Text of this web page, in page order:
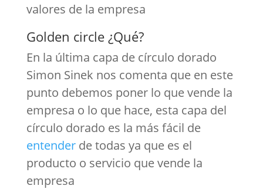
valores de la empresa
Golden circle ¿Qué?
En la última capa de círculo dorado
Simon Sinek nos comenta que en este
punto debemos poner lo que vende la
empresa o lo que hace, esta capa del
círculo dorado es la más fácil de
entenderde todas ya que es el
producto o servicio que vende la
empresa